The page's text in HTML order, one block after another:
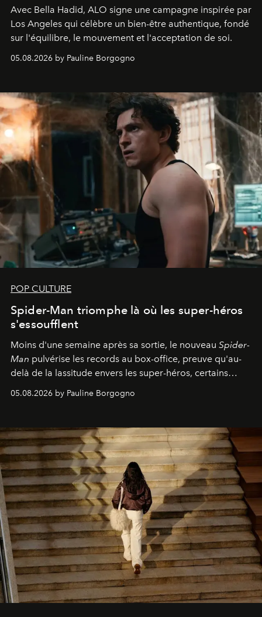
Avec Bella Hadid, ALO signe une campagne inspirée par
Los Angeles qui célèbre un bien-être authentique, fondé
sur l'équilibre, le mouvement et l'acceptation de soi.
05.08.2026 by Pauline Borgogno
POP CULTURE
Spider-Man triomphe là où les super-héros
s'essoufflent
Moins d'une semaine après sa sortie, le nouveau Spider-
Man pulvérise les records au box-office, preuve qu'au-
delà de la lassitude envers les super-héros, certains
05.08.2026 by Pauline Borgogno